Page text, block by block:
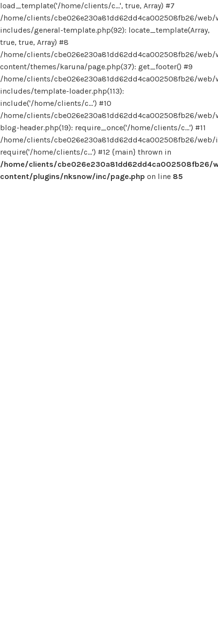
load_template('/home/clients/c...', true, Array) #7
/home/clients/cbe026e230a81dd62dd4ca002508fb26/web/
includes/general-template.php(92): locate_template(Array,
true, true, Array) #8
/home/clients/cbe026e230a81dd62dd4ca002508fb26/web/
content/themes/karuna/page.php(37): get_footer() #9
/home/clients/cbe026e230a81dd62dd4ca002508fb26/web/
includes/template-loader.php(113):
include('/home/clients/c...') #10
/home/clients/cbe026e230a81dd62dd4ca002508fb26/web/
blog-header.php(19): require_once('/home/clients/c...') #11
/home/clients/cbe026e230a81dd62dd4ca002508fb26/web/
require('/home/clients/c...') #12 {main} thrown in
/home/clients/cbe026e230a81dd62dd4ca002508fb26/
content/plugins/nksnow/inc/page.php on line 85